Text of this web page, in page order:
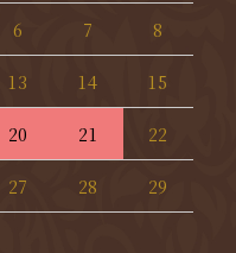
6 7 8
13 14 15
20 21 22
27 28 29